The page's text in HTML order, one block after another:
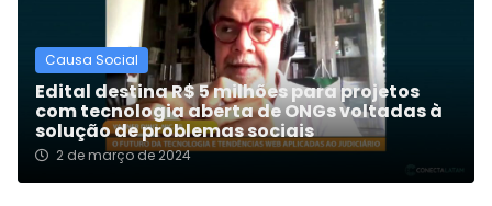
Causa Social
Edital destina R$ 5 milhões para projetos
com tecnologia aberta de ONGs voltadas à
solução de problemas sociais
2 de março de 2024